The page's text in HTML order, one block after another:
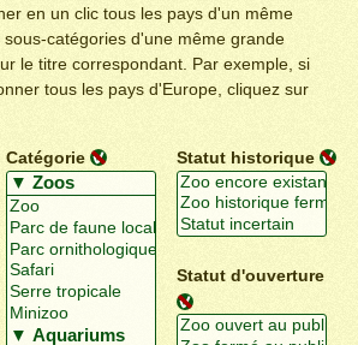
en un clic tous les pays d'un même
catégories d'une même grande
le titre correspondant. Par exemple, si
tous les pays d'Europe, cliquez sur
Catégorie Statut historique
Statut d'ouverture